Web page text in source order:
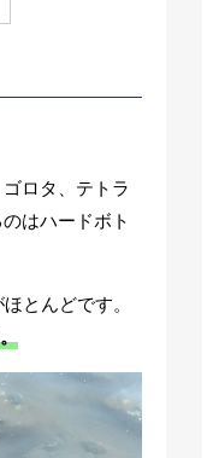
ロタ、テトラ
はハードボト
とんどです。